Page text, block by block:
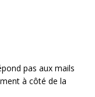
pas aux mails
à côté de la